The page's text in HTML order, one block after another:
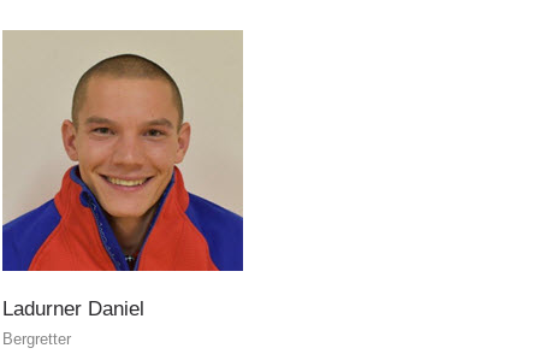
Maître-chien
Ladurner Daniel
Bergretter